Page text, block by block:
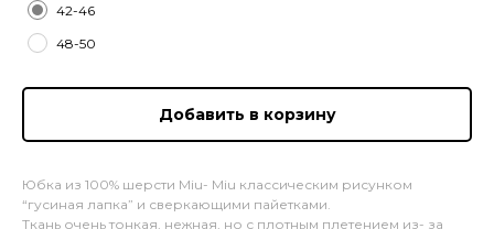
42-46
48-50
Добавить в корзину
Юбка из 100% шерсти Miu- Miu классическим рисунком
“гусиная лапка” и сверкающими пайетками.
Ткань очень тонкая, нежная, но с плотным плетением из- за